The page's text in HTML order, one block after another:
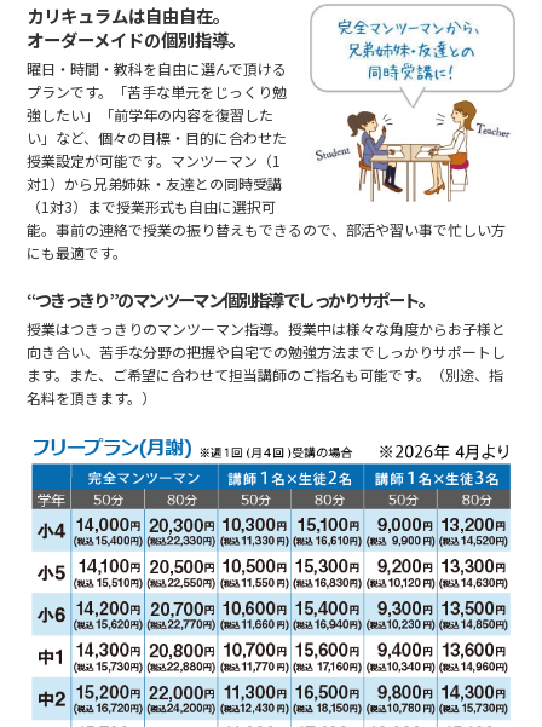
カリキュラムは自由自在。
オーダーメイドの個別指導。
曜日・時間・教科を自由に選んで頂ける
プランです。「苦手な単元をじっくり勉
強したい」「前学年の内容を復習した
い」など、個々の目標・目的に合わせた
授業設定が可能です。マンツーマン（1
対1）から兄弟姉妹・友達との同時受講
（1対3）まで授業形式も自由に選択可
能。事前の連絡で授業の振り替えもできるので、部活や習い事で忙しい方
にも最適です。
“つきっきり”のマンツーマン個別指導でしっかりサポート。
授業はつきっきりのマンツーマン指導。授業中は様々な角度からお子様と
向き合い、苦手な分野の把握や自宅での勉強方法までしっかりサポートし
ます。また、ご希望に合わせて担当講師のご指名も可能です。（別途、指
名料を頂きます。）